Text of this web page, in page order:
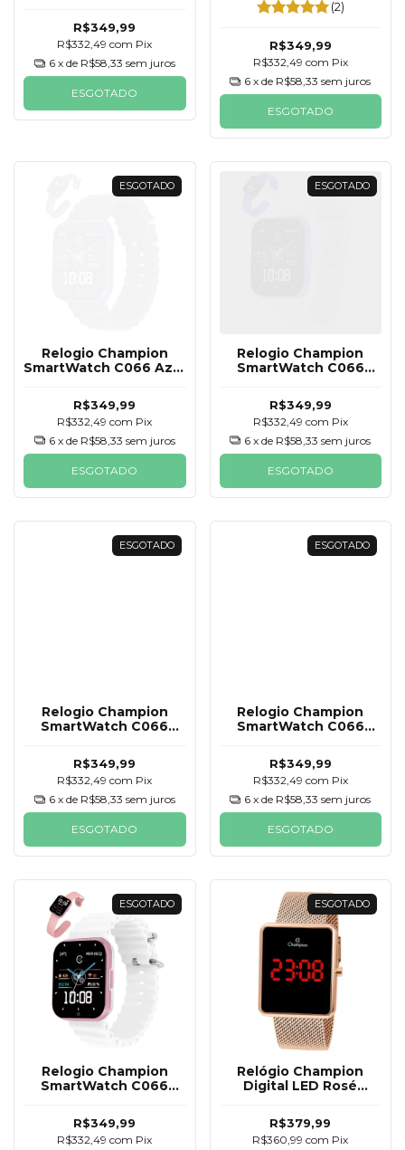
Pulseiras
R$349,99
R$332,49com Pix
6 x de R$58,33 sem juros
ESGOTADO
Pulseiras
(2)
R$349,99
R$332,49 com Pix
6 x de R$58,33 sem juros
ESGOTADO
ESGOTADO
Relogio Champion
SmartWatch C066 Azul
R$349,99
R$332,49com Pix
6 x de R$58,33 sem juros
ESGOTADO
ESGOTADO
Relogio Champion
SmartWatch C066
Pulseiras
R$349,99
R$332,49 com Pix
6 x de R$58,33 sem juros
ESGOTADO
ESGOTADO
Relogio Champion
SmartWatch C066
Pulseiras
R$349,99
R$332,49com Pix
6 x de R$58,33 sem juros
ESGOTADO
ESGOTADO
Relogio Champion
SmartWatch C066
Pulseiras
R$349,99
R$332,49 com Pix
6 x de R$58,33 sem juros
ESGOTADO
ESGOTADO
Relogio Champion
SmartWatch C066
Pulseiras
R$349,99
R$332,49com Pix
ESGOTADO
Relógio Champion
Digital LED Rosé
R$379,99
R$360,99com Pix